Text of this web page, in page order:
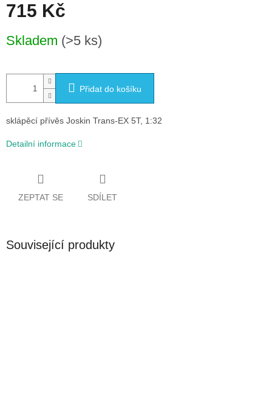
715 Kč
cena:
Skladem (>5 ks)
Přidat do košíku
sklápěcí přívěs Joskin Trans-EX 5T, 1:32
Detailní informace
ZEPTAT SE SDÍLET
Související produkty